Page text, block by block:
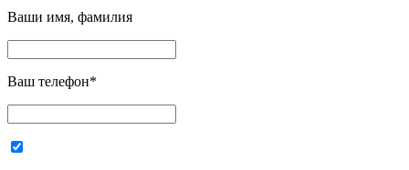
Ваши имя, фамилия
Ваш телефон*